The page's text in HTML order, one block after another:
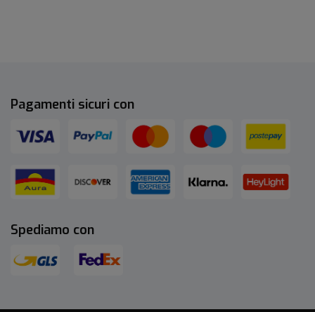
Pagamenti sicuri con
Spediamo con